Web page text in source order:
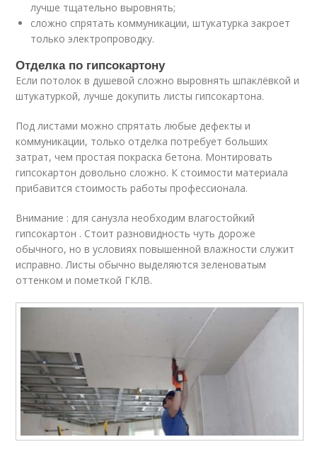
лучше тщательно выровнять;
сложно спрятать коммуникации, штукатурка закроет
только электропроводку.
Отделка по гипсокартону
Если потолок в душевой сложно выровнять шпаклёвкой и
штукатуркой, лучше докупить листы гипсокартона.
Под листами можно спрятать любые дефекты и
коммуникации, только отделка потребует больших
затрат, чем простая покраска бетона. Монтировать
гипсокартон довольно сложно. К стоимости материала
прибавится стоимость работы профессионала.
Внимание : для санузла необходим влагостойкий
гипсокартон . Стоит разновидность чуть дороже
обычного, но в условиях повышенной влажности служит
исправно. Листы обычно выделяются зеленоватым
оттенком и пометкой ГКЛВ.